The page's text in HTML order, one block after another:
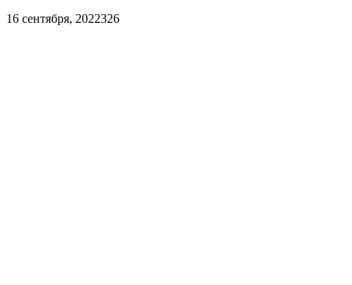
16 сентября, 2022326